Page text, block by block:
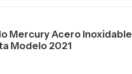
Mercury Acero Inoxidable
Modelo 2021